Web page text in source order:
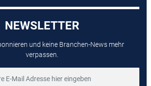
NEWSLETTER
und keine Branchen-News mehr
verpassen.